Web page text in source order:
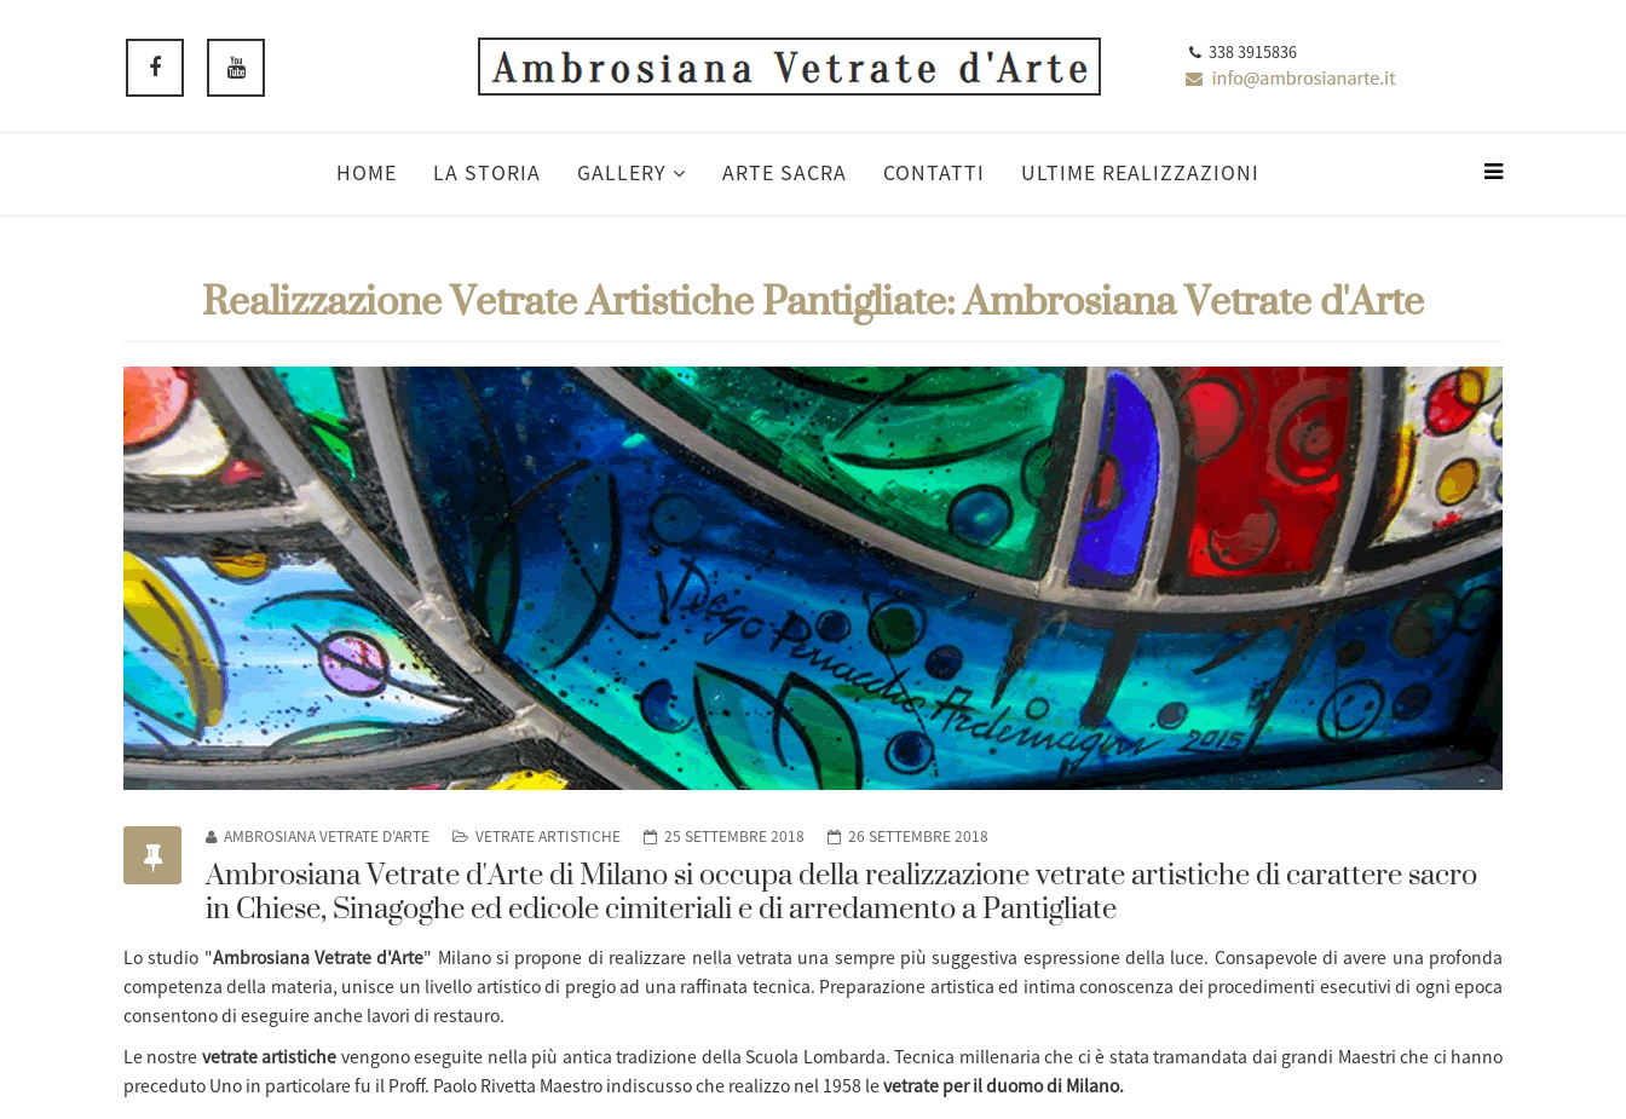
338 3915836
HOME LA STORIA GALLERY ARTE SACRA CONTATTI ULTIME REALIZZAZIONI
Realizzazione Vetrate Artistiche Pantigliate: Ambrosiana Vetrate d'Arte
AMBROSIANA VETRATE D'ARTE VETRATE ARTISTICHE 25 SETTEMBRE 2018 26 SETTEMBRE 2018
Ambrosiana Vetrate d'Arte di Milano si occupa della realizzazione vetrate artistiche di carattere sacro
in Chiese, Sinagoghe ed edicole cimiteriali e di arredamento a Pantigliate
Lo studio "Ambrosiana Vetrate d'Arte" Milano si propone di realizzare nella vetrata una sempre più suggestiva espressione della luce. Consapevole di avere una profonda
competenza della materia, unisce un livello artistico di pregio ad una raffinata tecnica. Preparazione artistica ed intima conoscenza dei procedimenti esecutivi di ogni epoca
consentono di eseguire anche lavori di restauro.
Le nostre vetrate artistiche vengono eseguite nella più antica tradizione della Scuola Lombarda. Tecnica millenaria che ci è stata tramandata dai grandi Maestri che ci hanno
preceduto Uno in particolare fu il Proff. Paolo Rivetta Maestro indiscusso che realizzo nel 1958 levetrate per il duomo di Milano.